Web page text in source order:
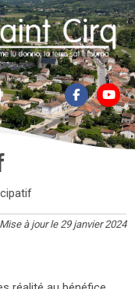
Mise à jour le 29 janvier 2024